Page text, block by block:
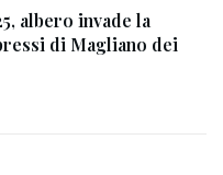
albero invade la
di Magliano dei